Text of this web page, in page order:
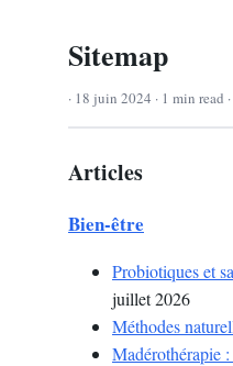
Sitemap
· 18 juin 2024 · 1 min read
Articles
Bien-être
Probiotiques et
juillet 2026
Méthodes
Madérothérapie